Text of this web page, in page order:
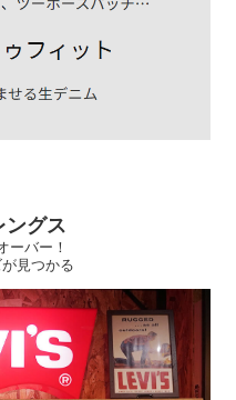
ングス
ーバー！
見つかる